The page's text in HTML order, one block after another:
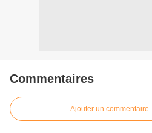
Commentaires
Ajouter un commentaire